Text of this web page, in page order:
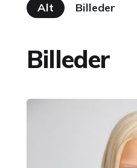
Alt Billeder
Billeder